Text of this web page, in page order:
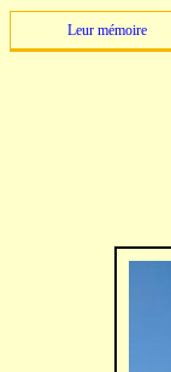
Leur mémoire